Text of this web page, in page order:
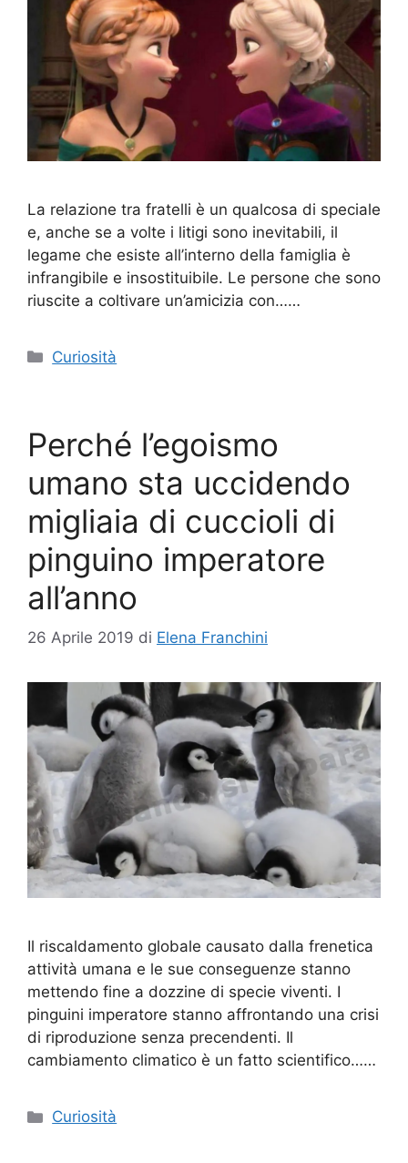
La relazione tra fratelli è un qualcosa di speciale
e, anche se a volte i litigi sono inevitabili, il
legame che esiste all’interno della famiglia è
infrangibile e insostituibile. Le persone che sono
riuscite a coltivare un’amicizia con……
Categorie
Curiosità
Perché l’egoismo
umano sta uccidendo
migliaia di cuccioli di
pinguino imperatore
all’anno
26 Aprile 2019 di Elena Franchini
Il riscaldamento globale causato dalla frenetica
attività umana e le sue conseguenze stanno
mettendo fine a dozzine di specie viventi. I
pinguini imperatore stanno affrontando una crisi
di riproduzione senza precendenti. Il
cambiamento climatico è un fatto scientifico……
Categorie
Curiosità